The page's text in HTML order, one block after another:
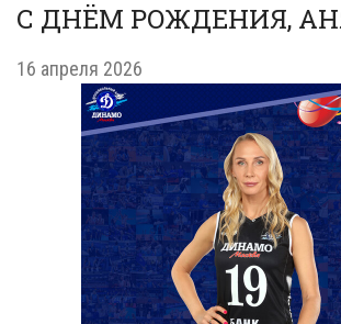
С ДНЁМ РОЖДЕНИЯ,
16 апреля 2026